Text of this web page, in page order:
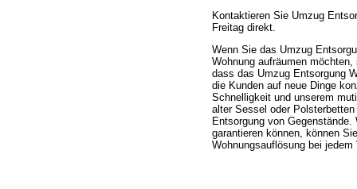
Kontaktieren Sie Umzug
Freitag direkt.
Wenn Sie das Umzug
Wohnung aufräumen
dass das Umzug Entsorgung
die Kunden auf neue Dinge
Schnelligkeit und unserem
alter Sessel oder
Entsorgung von
garantieren können, können
Wohnungsauflösung bei